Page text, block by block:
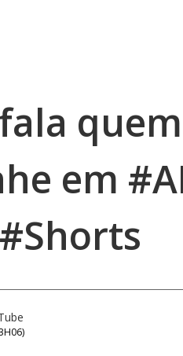
em
)